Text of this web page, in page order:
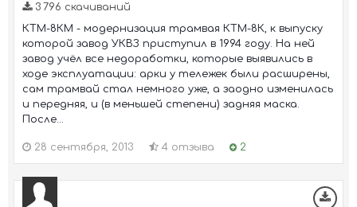
3 796 скачиваний
КТМ-8КМ - модернизация трамвая КТМ-8К, к выпуску
которой завод УКВЗ приступил в 1994 году. На ней
завод учёл все недоработки, которые выявились в
ходе эксплуатации: арки у тележек были расширены,
сам трамвай стал немного уже, а заодно изменилась
и передняя, и (в меньшей степени) задняя маска.
После...
28 сентября, 2013 4 отзыва 2